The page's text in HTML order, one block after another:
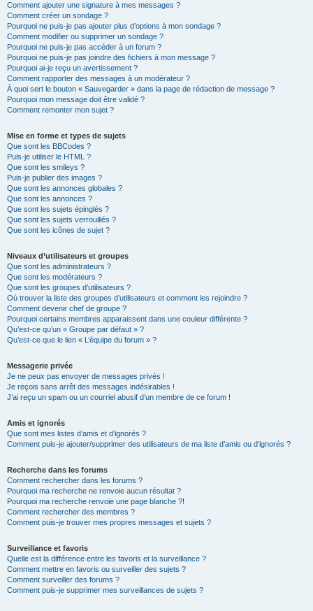
Comment ajouter une signature à mes messages ?
Comment créer un sondage ?
Pourquoi ne puis-je pas ajouter plus d’options à mon sondage ?
Comment modifier ou supprimer un sondage ?
Pourquoi ne puis-je pas accéder à un forum ?
Pourquoi ne puis-je pas joindre des fichiers à mon message ?
Pourquoi ai-je reçu un avertissement ?
Comment rapporter des messages à un modérateur ?
À quoi sert le bouton « Sauvegarder » dans la page de rédaction de message ?
Pourquoi mon message doit être validé ?
Comment remonter mon sujet ?
Mise en forme et types de sujets
Que sont les BBCodes ?
Puis-je utiliser le HTML ?
Que sont les smileys ?
Puis-je publier des images ?
Que sont les annonces globales ?
Que sont les annonces ?
Que sont les sujets épinglés ?
Que sont les sujets verrouillés ?
Que sont les icônes de sujet ?
Niveaux d’utilisateurs et groupes
Que sont les administrateurs ?
Que sont les modérateurs ?
Que sont les groupes d’utilisateurs ?
Où trouver la liste des groupes d’utilisateurs et comment les rejoindre ?
Comment devenir chef de groupe ?
Pourquoi certains membres apparaissent dans une couleur différente ?
Qu’est-ce qu’un « Groupe par défaut » ?
Qu’est-ce que le lien « L’équipe du forum » ?
Messagerie privée
Je ne peux pas envoyer de messages privés !
Je reçois sans arrêt des messages indésirables !
J’ai reçu un spam ou un courriel abusif d’un membre de ce forum !
Amis et ignorés
Que sont mes listes d’amis et d’ignorés ?
Comment puis-je ajouter/supprimer des utilisateurs de ma liste d’amis ou d’ignorés ?
Recherche dans les forums
Comment rechercher dans les forums ?
Pourquoi ma recherche ne renvoie aucun résultat ?
Pourquoi ma recherche renvoie une page blanche ?!
Comment rechercher des membres ?
Comment puis-je trouver mes propres messages et sujets ?
Surveillance et favoris
Quelle est la différence entre les favoris et la surveillance ?
Comment mettre en favoris ou surveiller des sujets ?
Comment surveiller des forums ?
Comment puis-je supprimer mes surveillances de sujets ?